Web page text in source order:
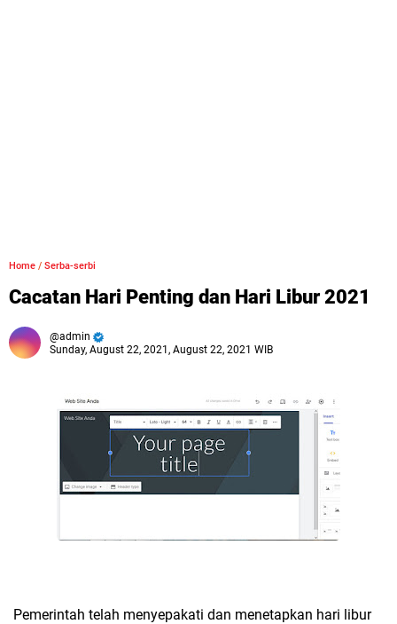
Home / Serba-serbi
Cacatan Hari Penting dan Hari Libur 2021
admin
Sunday, August 22, 2021, August 22, 2021 WIB
Pemerintah telah menyepakati dan menetapkan hari libur